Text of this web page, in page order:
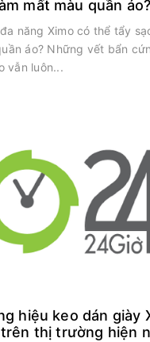
mất màu quần áo?
năng Ximo có thể tẩy
áo? Những vết bẩn
vẫn luôn...
hiệu keo dán giày
thị trường hiện